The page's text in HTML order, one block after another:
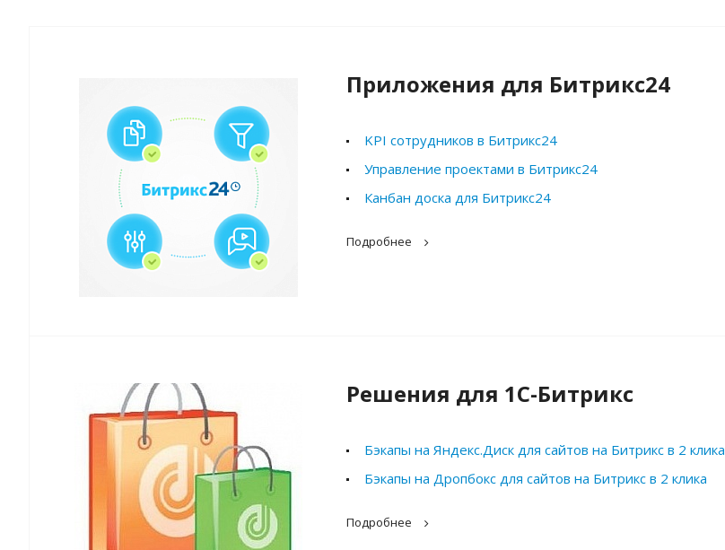
Приложения для Битрикс24
KPI сотрудников в Битрикс24
Управление проектами в Битрикс24
Канбан доска для Битрикс24
Подробнее
Решения для 1С-Битрикс
Бэкапы на Яндекс.Диск для сайтов на Битрикс в 2 клика
Бэкапы на Дропбокс для сайтов на Битрикс в 2 клика
Подробнее